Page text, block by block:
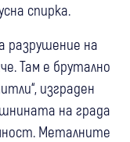
спирка.
разрушение на
Там е брутално
изграден
на града
Металните